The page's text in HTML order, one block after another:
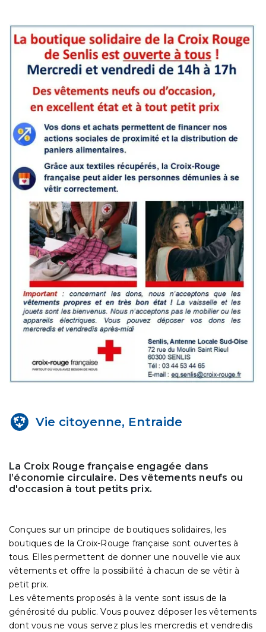
Vie citoyenne, Entraide
La Croix Rouge française engagée dans
l’économie circulaire. Des vêtements neufs ou
d'occasion à tout petits prix.
Conçues sur un principe de boutiques solidaires, les
boutiques de la Croix-Rouge française sont ouvertes à
tous. Elles permettent de donner une nouvelle vie aux
vêtements et offre la possibilité à chacun de se vêtir à
petit prix.
Les vêtements proposés à la vente sont issus de la
générosité du public. Vous pouvez déposer les vêtements
dont vous ne vous servez plus les mercredis et vendredis